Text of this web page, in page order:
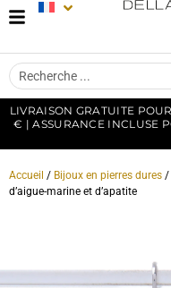
LIVRAISON GRATUITE
€ | ASSURANCE INCLUSE
Accueil / Bijoux en pierres dures /
d’aigue-marine et d’apatite